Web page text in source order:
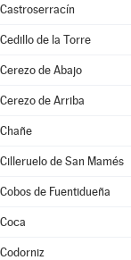
Castroserracín
Cedillo de la Torre
Cerezo de Abajo
Cerezo de Arriba
Chañe
Cilleruelo de San Mamés
Cobos de Fuentidueña
Coca
Codorniz